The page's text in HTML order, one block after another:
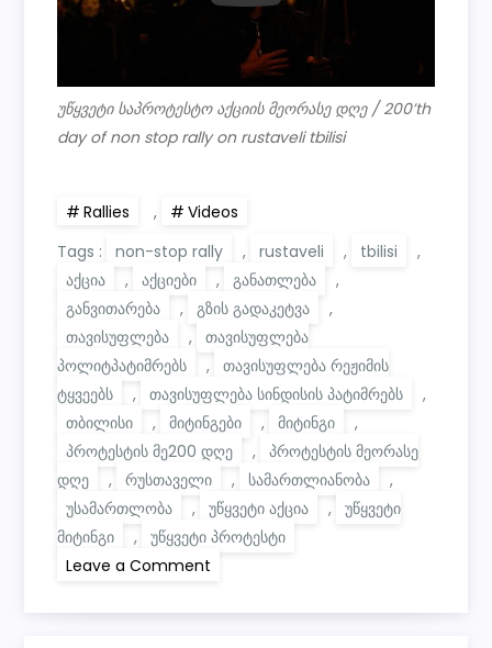
უწყვეტი საპროტესტო აქციის მეორასე დღე / 200’th
day of non stop rally on rustaveli tbilisi
Rallies ,
Videos
Tags :
non-stop rally , rustaveli , tbilisi
,
აქცია
, აქციები , განათლება
,
განვითარება
, გზის გადაკეტვა
,
თავისუფლება
,
თავისუფლება
პოლიტპატიმრებს
,
თავისუფლება რეჟიმის
ტყვეებს
, თავისუფლება სინდისის პატიმრებს
,
თბილისი
, მიტინგები , მიტინგი
,
პროტესტის მე200 დღე
,
პროტესტის მეორასე
დღე
, რუსთაველი , სამართლიანობა
,
უსამართლობა
, უწყვეტი აქცია ,
უწყვეტი
მიტინგი
,
უწყვეტი პროტესტი
Leave a Comment
აქციის